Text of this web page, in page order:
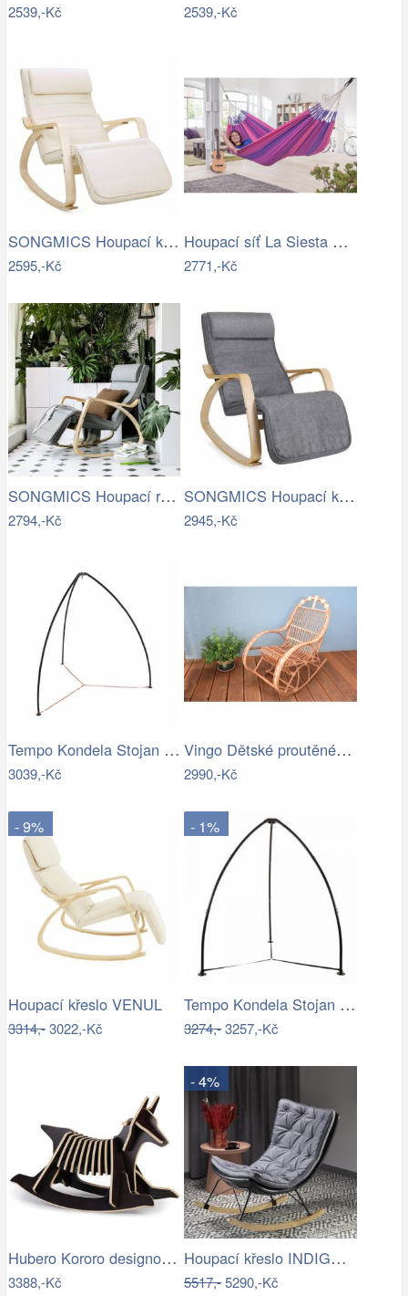
2539,-Kč 2539,-Kč
SONGMICS Houpací křeslo Ben béžové
2595,-Kč
Houpací síť La Siesta ORQUIDEA - IN
2771,-Kč
SONGMICS Houpací relaxační křeslo…
2794,-Kč
SONGMICS Houpací křeslo Ben světle šedé
2945,-Kč
Tempo Kondela Stojan pro závěsné křeslo…
3039,-Kč
Vingo Dětské proutěné houpací křeslo
2990,-Kč
- 9%
Houpací křeslo VENUL
3314,-3022,-Kč
- 1%
Tempo Kondela Stojan na závěsné křeslo…
3274,-3257,-Kč
Hubero Kororo designové houpací psi…
3388,-Kč
- 4%
Houpací křeslo INDIGO Halmar
5517,-5290,-Kč